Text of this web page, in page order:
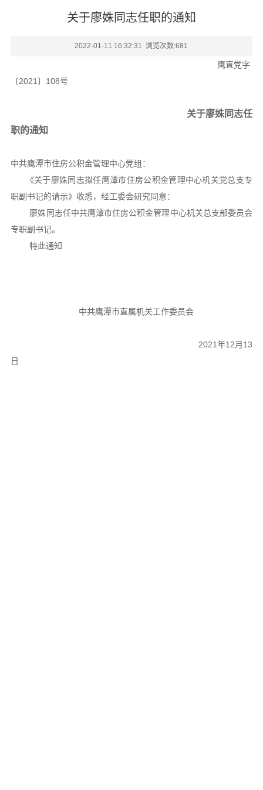
关于廖姝同志任职的通知
2022-01-11 16:32:31 浏览次数:681
鹰直党字
〔2021〕108号
关于廖姝同志任
职的通知
中共鹰潭市住房公积金管理中心党组：
《关于廖姝同志拟任鹰潭市住房公积金管理中心机关党总支专
职副书记的请示》收悉，经工委会研究同意：
廖姝同志任中共鹰潭市住房公积金管理中心机关总支部委员会
专职副书记。
特此通知
中共鹰潭市直属机关工作委员会
2021年12月13
日